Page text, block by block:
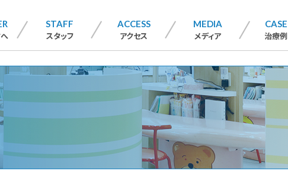
STAFF
スタッフ
ACCESS
アクセス
MEDIA
メディア
CASE
治療例